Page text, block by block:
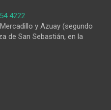
4222
y Azuay (segundo
de San Sebastián, en la